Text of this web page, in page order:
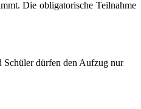
Die obligatorische Teilnahme
Schüler dürfen den Aufzug nur